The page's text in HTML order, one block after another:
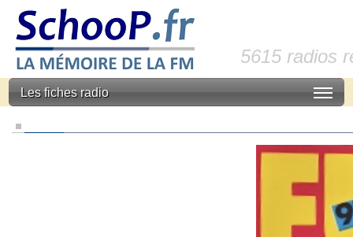
5615 radios
Les fiches radio